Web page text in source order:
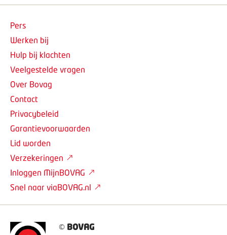
© BOVAG
Pers
Werken bij
Hulp bij klachten
Veelgestelde vragen
Over Bovag
Contact
Privacybeleid
Garantievoorwaarden
Lid worden
Verzekeringen
Inloggen MijnBOVAG
Snel naar viaBOVAG.nl